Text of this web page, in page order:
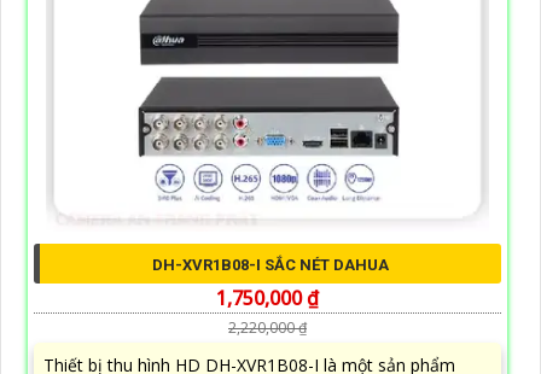
DH-XVR1B08-I SẮC NÉT DAHUA
1,750,000 ₫
2,220,000 ₫
Thiết bị thu hình HD DH-XVR1B08-I là một sản phẩm